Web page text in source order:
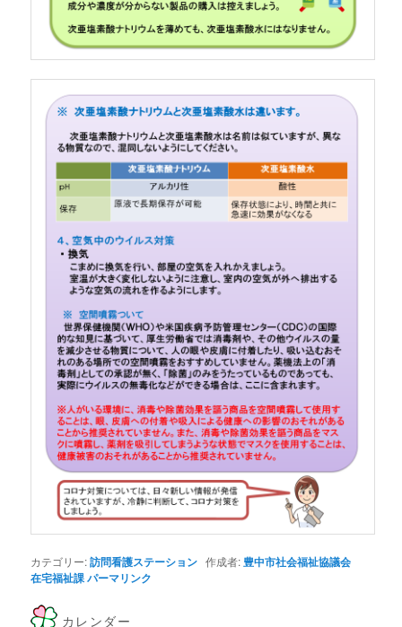
カテゴリー:訪問看護ステーション 作成者:豊中市社会福祉協議会
在宅福祉課パーマリンク
カレンダー